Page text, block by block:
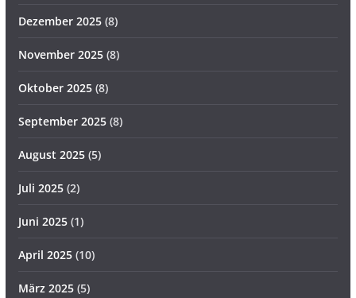
Dezember 2025(8)
November 2025(8)
Oktober 2025(8)
September 2025(8)
August 2025(5)
Juli 2025(2)
Juni 2025(1)
April 2025(10)
März 2025(5)